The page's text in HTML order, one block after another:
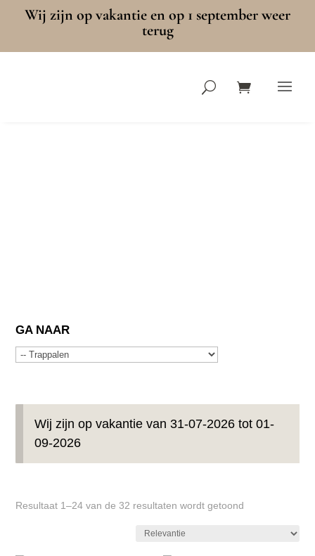
Wij zijn op vakantie en op 1 september weer
terug
GA NAAR
Wij zijn op vakantie van 31-07-2026 tot 01-
09-2026
Resultaat 1–24 van de 32 resultaten wordt getoond